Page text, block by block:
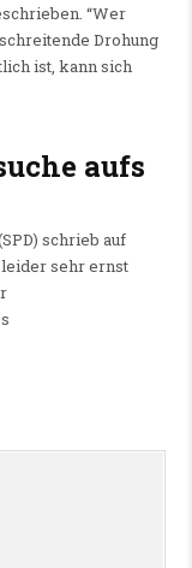
“Wer
Drohung
ist, kann sich
aufs
schrieb auf
sehr ernst